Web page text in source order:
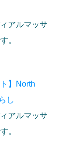
アルマッサ
。
】North
し
アルマッサ
。